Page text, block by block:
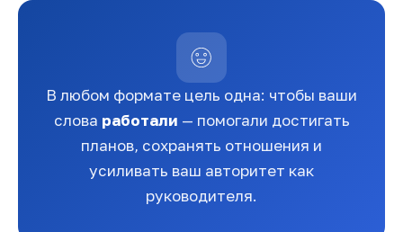
В любом формате цель одна: чтобы ваши
слова работали — помогали достигать
планов, сохранять отношения и
усиливать ваш авторитет как
руководителя.